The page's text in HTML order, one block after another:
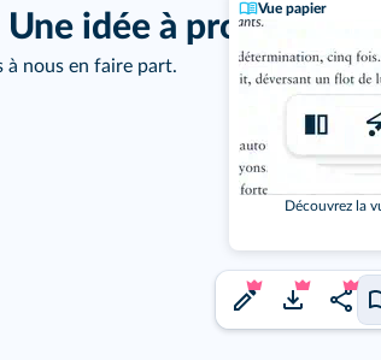
Vue papier
Découvrez la
idée à proposer ?
à nous en faire part.